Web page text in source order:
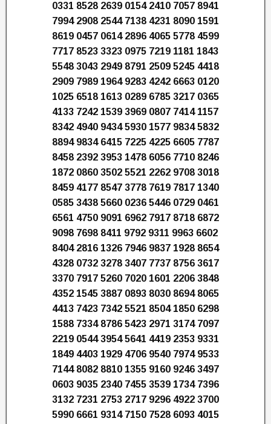
0331 8528 2639 0154 2410 7057 8941
7994 2908 2544 7138 4231 8090 1591
8619 0457 0614 2896 4065 5778 4599
7717 8523 3323 0975 7219 1181 1843
5548 3043 2949 8791 2509 5245 4418
2909 7989 1964 9283 4242 6663 0120
1025 6518 1613 0289 6785 3217 0365
4133 7242 1539 3969 0807 7414 1157
8342 4940 9434 5930 1577 9834 5832
8894 9834 6415 7225 4225 6605 7787
8458 2392 3953 1478 6056 7710 8246
1872 0860 3502 5521 2262 9708 3018
8459 4177 8547 3778 7619 7817 1340
0585 3438 5660 0236 5446 0729 0461
6561 4750 9091 6962 7917 8718 6872
9098 7698 8411 9792 9311 9963 6602
8404 2816 1326 7946 9837 1928 8654
4328 0732 3278 3407 7737 8756 3617
3370 7917 5260 7020 1601 2206 3848
4352 1545 3887 0893 8030 8694 8065
4413 7423 7342 5521 8504 1850 6298
1588 7334 8786 5423 2971 3174 7097
2219 0544 3954 5641 4419 2353 9331
1849 4403 1929 4706 9540 7974 9533
7144 8082 8810 1355 9160 9246 3497
0603 9035 2340 7455 3539 1734 7396
3132 7231 2753 2717 9296 4922 3700
5990 6661 9314 7150 7528 6093 4015